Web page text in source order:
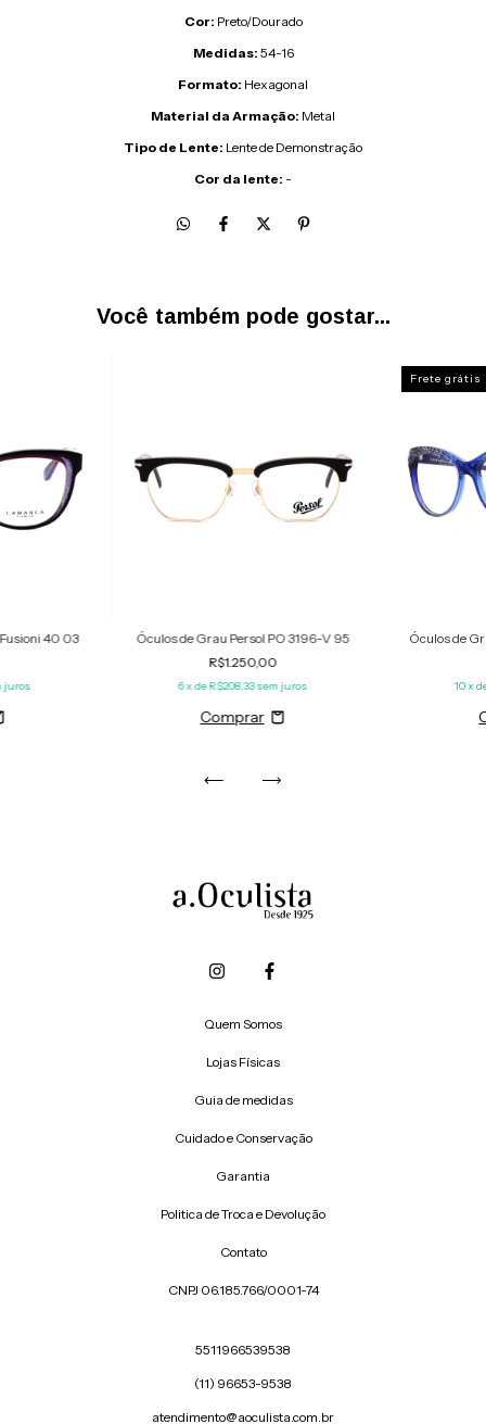
Cor: Preto/Dourado
Medidas: 54-16
Formato: Hexagonal
Material da Armação: Metal
Tipo de Lente: Lente de Demonstração
Cor da lente: -
Você também pode gostar...
40 03
juros
Óculos de Grau Persol PO 3196-V 95
R$1.250,00
6x deR$208,33sem juros
Frete grátis
Óculos de
10 x
Quem Somos
Lojas Físicas
Guia de medidas
Cuidado e Conservação
Garantia
Politica de Troca e Devolução
Contato
CNPJ 06.185.766/0001-74
5511966539538
(11) 96653-9538
atendimento@aoculista.com.br